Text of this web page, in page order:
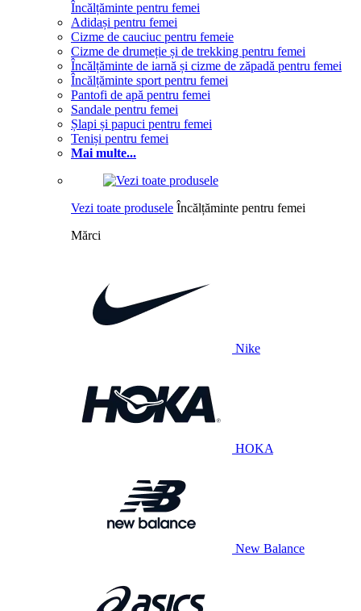
Încălțăminte pentru femei
Adidași pentru femei
Cizme de cauciuc pentru femeie
Cizme de drumeție și de trekking pentru femei
Încălțăminte de iarnă și cizme de zăpadă pentru femei
Încălțăminte sport pentru femei
Pantofi de apă pentru femei
Sandale pentru femei
Șlapi și papuci pentru femei
Teniși pentru femei
Mai multe...
Vezi toate produsele Încălțăminte pentru femei
Mărci
Nike
HOKA
New Balance